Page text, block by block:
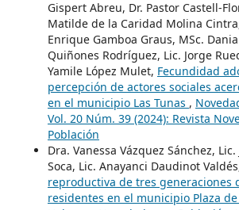
Gispert Abreu, Dr. Pastor Castell-
Matilde de la Caridad Molina
Enrique Gamboa Graus, MSc.
Quiñones Rodríguez, Lic. Jorge
Yamile López Mulet, Fecundidad
percepción de actores sociales
en el municipio Las Tunas ,
Vol. 20 Núm. 39 (2024): Revista
Población
Dra. Vanessa Vázquez Sánchez,
Soca, Lic. Anayanci Daudinot
reproductiva de tres generaciones
residentes en el municipio Plaza